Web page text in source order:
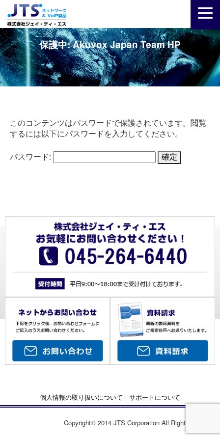
保護中: Akuvox Japan Team HP
このコンテンツはパスワードで保護されています。閲覧
するには以下にパスワードを入力してください。
パスワード:
個人情報の取り扱いについて ｜ サポートについて
Copyright© 2014 JTS Corporation All Rights Reserved.